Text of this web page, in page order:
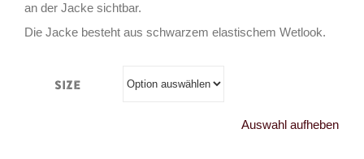
an der Jacke sichtbar.
Die Jacke besteht aus schwarzem elastischem Wetlook.
Size
Auswahl aufheben